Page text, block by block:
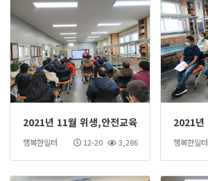
2021년 11월 위생,안전교육
행복한일터 12-20 3,286 행복한일터